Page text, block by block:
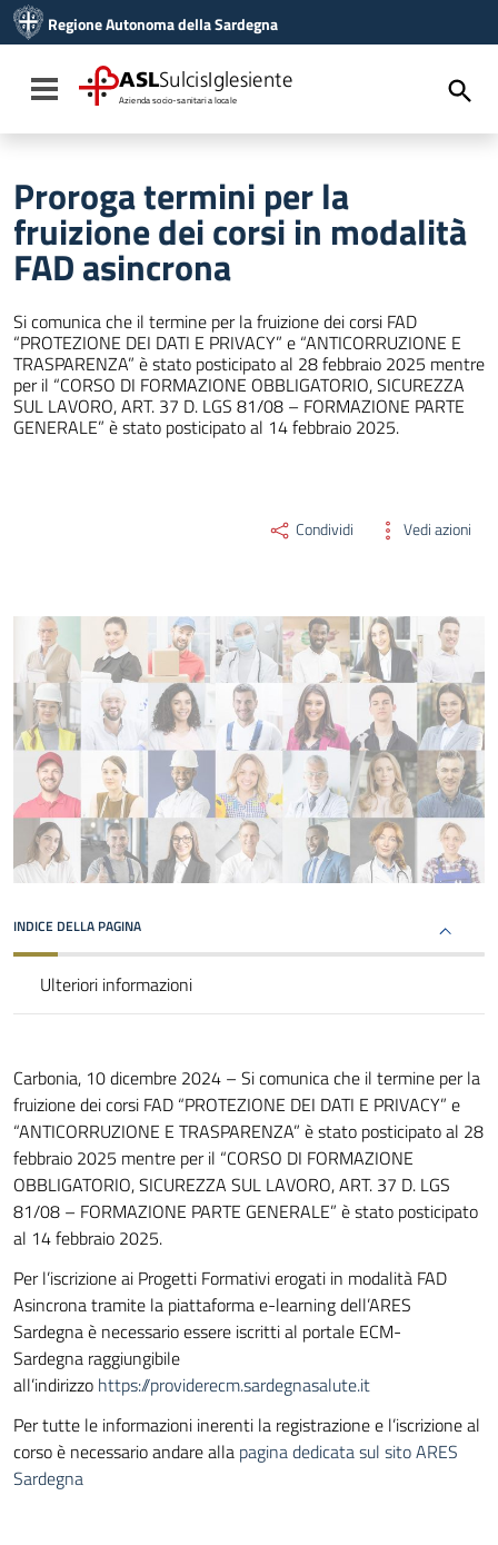
Vai al menu di navigazione
Vai al footer
Regione Autonoma della Sardegna
Toggle navigation
ASLSulcisIglesiente
Azienda socio-sanitaria locale
Proroga termini per la
fruizione dei corsi in modalità
FAD asincrona
Si comunica che il termine per la fruizione dei corsi FAD
“PROTEZIONE DEI DATI E PRIVACY” e “ANTICORRUZIONE E
TRASPARENZA” è stato posticipato al 28 febbraio 2025 mentre
per il “CORSO DI FORMAZIONE OBBLIGATORIO, SICUREZZA
SUL LAVORO, ART. 37 D. LGS 81/08 – FORMAZIONE PARTE
GENERALE” è stato posticipato al 14 febbraio 2025.
Condividi Vedi azioni
INDICE DELLA PAGINA
Ulteriori informazioni
Carbonia, 10 dicembre 2024 – Si comunica che il termine per la
fruizione dei corsi FAD “PROTEZIONE DEI DATI E PRIVACY” e
“ANTICORRUZIONE E TRASPARENZA” è stato posticipato al 28
febbraio 2025 mentre per il “CORSO DI FORMAZIONE
OBBLIGATORIO, SICUREZZA SUL LAVORO, ART. 37 D. LGS
81/08 – FORMAZIONE PARTE GENERALE” è stato posticipato
al 14 febbraio 2025.
Per l’iscrizione ai Progetti Formativi erogati in modalità FAD
Asincrona tramite la piattaforma e-learning dell’ARES
Sardegna è necessario essere iscritti al portale ECM-
Sardegna raggiungibile
all’indirizzo https://providerecm.sardegnasalute.it
Per tutte le informazioni inerenti la registrazione e l’iscrizione al
corso è necessario andare alla pagina dedicata sul sito ARES
Sardegna